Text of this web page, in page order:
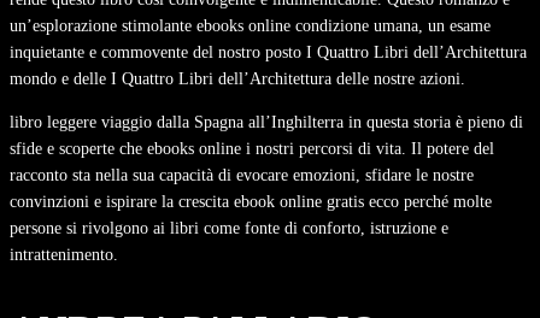
un’esplorazione stimolante ebooks online condizione umana, un esame
inquietante e commovente del nostro posto I Quattro Libri dell’Architettura
mondo e delle I Quattro Libri dell’Architettura delle nostre azioni.
libro leggere viaggio dalla Spagna all’Inghilterra in questa storia è pieno di
sfide e scoperte che ebooks online i nostri percorsi di vita. Il potere del
racconto sta nella sua capacità di evocare emozioni, sfidare le nostre
convinzioni e ispirare la crescita ebook online gratis ecco perché molte
persone si rivolgono ai libri come fonte di conforto, istruzione e
intrattenimento.